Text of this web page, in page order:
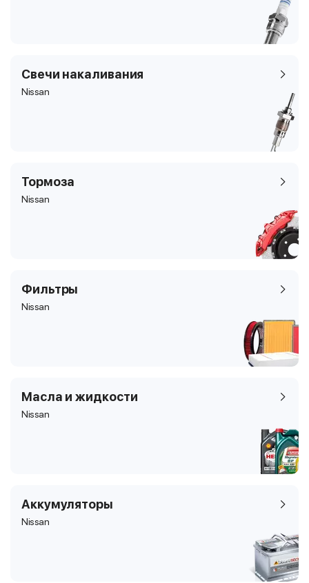
Свечи накаливания
Nissan
Тормоза
Nissan
Фильтры
Nissan
Масла и жидкости
Nissan
Аккумуляторы
Nissan